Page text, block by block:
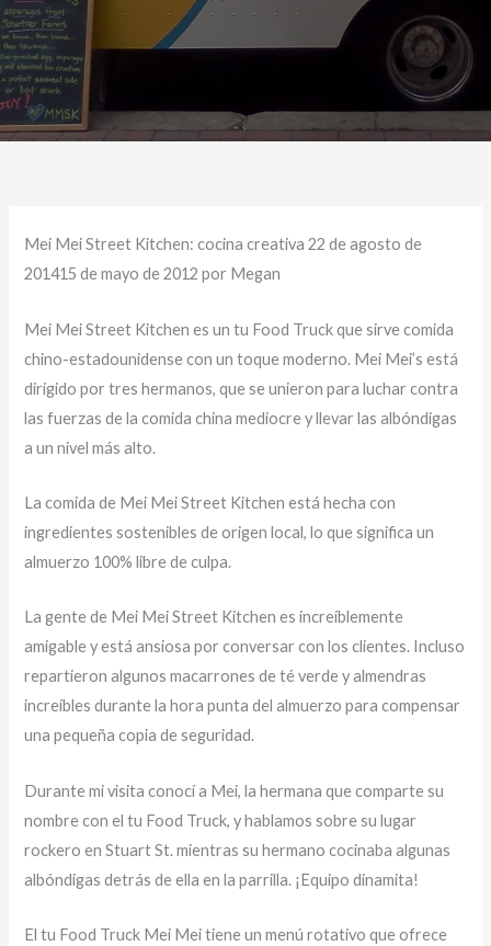
Mei Mei Street Kitchen: cocina creativa 22 de agosto de
201415 de mayo de 2012 por Megan
Mei Mei Street Kitchen es un tu Food Truck que sirve comida
chino-estadounidense con un toque moderno. Mei Mei’s está
dirigido por tres hermanos, que se unieron para luchar contra
las fuerzas de la comida china mediocre y llevar las albóndigas
a un nivel más alto.
La comida de Mei Mei Street Kitchen está hecha con
ingredientes sostenibles de origen local, lo que significa un
almuerzo 100% libre de culpa.
La gente de Mei Mei Street Kitchen es increíblemente
amigable y está ansiosa por conversar con los clientes. Incluso
repartieron algunos macarrones de té verde y almendras
increíbles durante la hora punta del almuerzo para compensar
una pequeña copia de seguridad.
Durante mi visita conocí a Mei, la hermana que comparte su
nombre con el tu Food Truck, y hablamos sobre su lugar
rockero en Stuart St. mientras su hermano cocinaba algunas
albóndigas detrás de ella en la parrilla. ¡Equipo dinamita!
El tu Food Truck Mei Mei tiene un menú rotativo que ofrece